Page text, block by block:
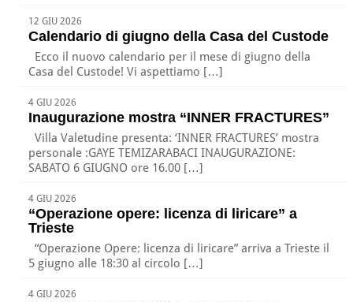
12 GIU 2026
Calendario di giugno della Casa del Custode
Ecco il nuovo calendario per il mese di giugno della
Casa del Custode! Vi aspettiamo […]
4 GIU 2026
Inaugurazione mostra “INNER FRACTURES”
Villa Valetudine presenta: ‘INNER FRACTURES’ mostra
personale :GAYE TEMIZARABACI INAUGURAZIONE:
SABATO 6 GIUGNO ore 16.00 […]
4 GIU 2026
“Operazione opere: licenza di liricare” a
Trieste
“Operazione Opere: licenza di liricare” arriva a Trieste il
5 giugno alle 18:30 al circolo […]
4 GIU 2026